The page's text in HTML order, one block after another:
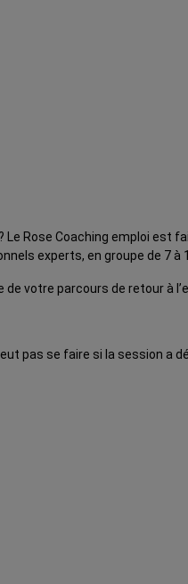
Rose Coaching emploi est
experts, en groupe de 7
votre parcours de retour à
pas se faire si la session a